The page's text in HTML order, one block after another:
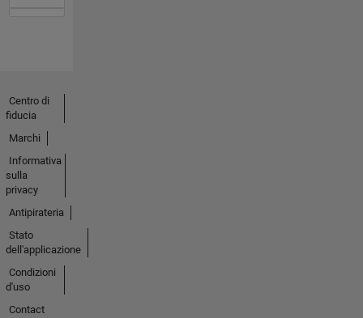
Centro di
fiducia
Marchi
Informativa
sulla
privacy
Antipirateria
Stato
dell'applicazione
Condizioni
d'uso
Contact